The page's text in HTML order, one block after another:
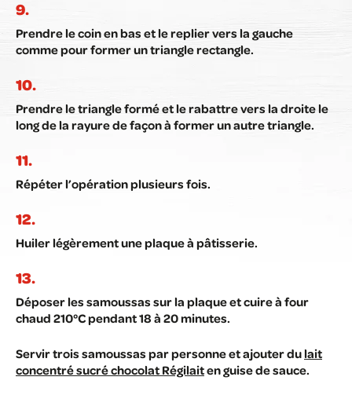
Prendre le coin en bas et le replier vers la gauche
comme pour former un triangle rectangle.
Prendre le triangle formé et le rabattre vers la droite le
long de la rayure de façon à former un autre triangle.
Répéter l’opération plusieurs fois.
Huiler légèrement une plaque à pâtisserie.
Déposer les samoussas sur la plaque et cuire à four
chaud 210°C pendant 18 à 20 minutes.
Servir trois samoussas par personne et ajouter dulait
concentré sucré chocolat Régilaiten guise de sauce.